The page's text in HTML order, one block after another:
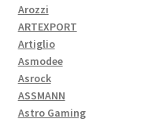
Arozzi
ARTEXPORT
Artiglio
Asmodee
Asrock
ASSMANN
Astro Gaming